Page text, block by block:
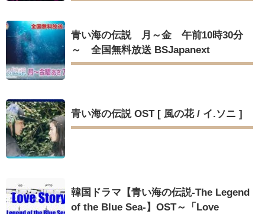
青い海の伝説 月～金 午前10時30分
～ 全国無料放送 BSJapanext
青い海の伝説 OST [ 風の花 / イ.ソニ ]
韓国ドラマ【青い海の伝説-The Legend
of the Blue Sea-】OST～「Love